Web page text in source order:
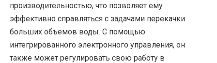
производительностью, что позволяет ему
эффективно справляться с задачами перекачки
больших объемов воды. С помощью
интегрированного электронного управления, он
также может регулировать свою работу в